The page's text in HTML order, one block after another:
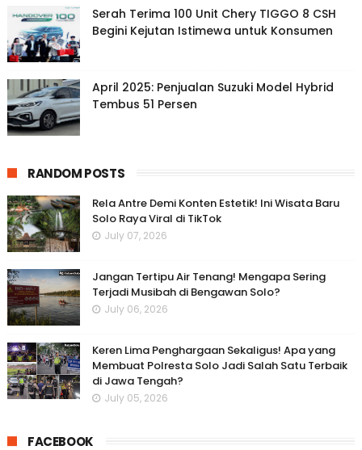
Serah Terima 100 Unit Chery TIGGO 8 CSH
Begini Kejutan Istimewa untuk Konsumen
April 2025: Penjualan Suzuki Model Hybrid
Tembus 51 Persen
RANDOM POSTS
Rela Antre Demi Konten Estetik! Ini Wisata Baru
Solo Raya Viral di TikTok
July 07, 2026
Jangan Tertipu Air Tenang! Mengapa Sering
Terjadi Musibah di Bengawan Solo?
July 06, 2026
Keren Lima Penghargaan Sekaligus! Apa yang
Membuat Polresta Solo Jadi Salah Satu Terbaik
di Jawa Tengah?
July 05, 2026
FACEBOOK